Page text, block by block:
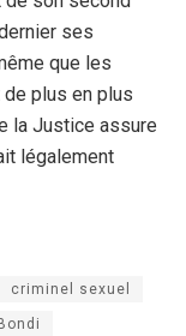
ses
que les
plus en plus
la Justice assure
légalement
criminel sexuel